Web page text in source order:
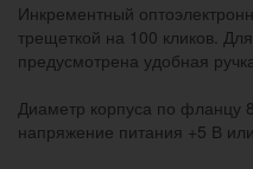
Инкрементный
трещеткой на 100 кликов.
предусмотрена удобная
Диаметр корпуса по фланцу
напряжение питания +5 В